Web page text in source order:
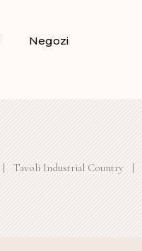
Negozi
| Tavoli Industrial Country |